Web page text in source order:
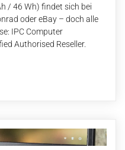
/ 46 Wh) findet sich bei
oder eBay – doch alle
IPC Computer
Authorised Reseller.